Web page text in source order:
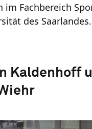
im Fachbereich
des Saarlandes.
Kaldenhoff